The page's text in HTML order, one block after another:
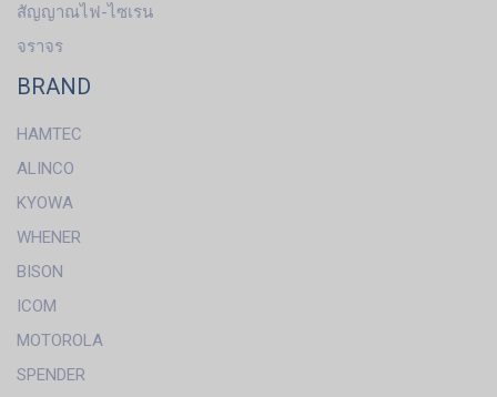
สัญญาณไฟ-ไซเรน
จราจร
BRAND
HAMTEC
ALINCO
KYOWA
WHENER
BISON
ICOM
MOTOROLA
SPENDER